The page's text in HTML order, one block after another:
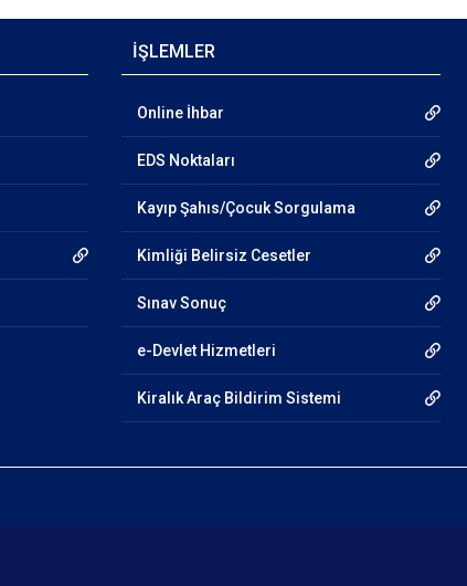
İŞLEMLER
Online İhbar
EDS Noktaları
Kayıp Şahıs/Çocuk Sorgulama
Kimliği Belirsiz Cesetler
Sınav Sonuç
e-Devlet Hizmetleri
Kiralık Araç Bildirim Sistemi